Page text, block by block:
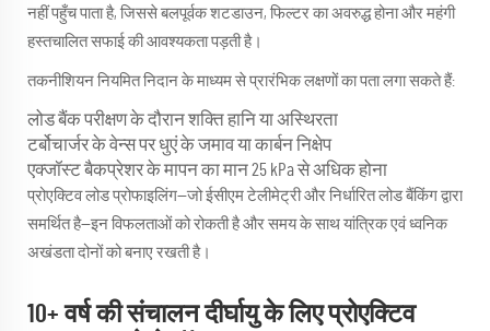
नहीं पहुँच पाता है, जिससे बलपूर्वक शटडाउन, फिल्टर का अवरुद्ध होना और महंगी
हस्तचालित सफाई की आवश्यकता पड़ती है।
तकनीशियन नियमित निदान के माध्यम से प्रारंभिक लक्षणों का पता लगा सकते हैं:
लोड बैंक परीक्षण के दौरान शक्ति हानि या अस्थिरता
टर्बोचार्जर के वेन्स पर धुएं के जमाव या कार्बन निक्षेप
एक्जॉस्ट बैकप्रेशर के मापन का मान 25 kPa से अधिक होना
प्रोएक्टिव लोड प्रोफाइलिंग—जो ईसीएम टेलीमेट्री और निर्धारित लोड बैंकिंग द्वारा
समर्थित है—इन विफलताओं को रोकती है और समय के साथ यांत्रिक एवं ध्वनिक
अखंडता दोनों को बनाए रखती है।
10+ वर्ष की संचालन दीर्घायु के लिए प्रोएक्टिव